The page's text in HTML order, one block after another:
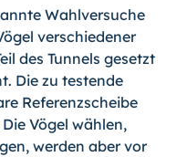
Wahlversuche
verschiedener
des Tunnels gesetzt
Die zu testende
Referenzscheibe
Vögel wählen,
werden aber vor